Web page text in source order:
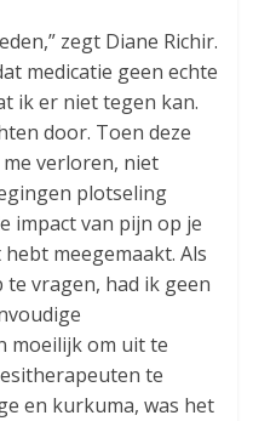
zegt Diane Richir.
medicatie geen echte
ik er niet tegen kan.
door. Toen deze
verloren, niet
plotseling
impact van pijn op je
meegemaakt. Als
vragen, had ik geen
moeilijk om uit te
te
en kurkuma, was het